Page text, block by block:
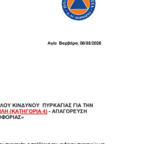
χαρακτηριστικά,